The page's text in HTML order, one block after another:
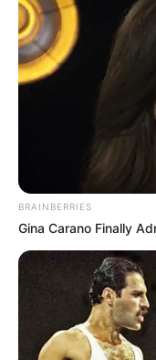
BRAINBERRIES
Gina Carano Finally